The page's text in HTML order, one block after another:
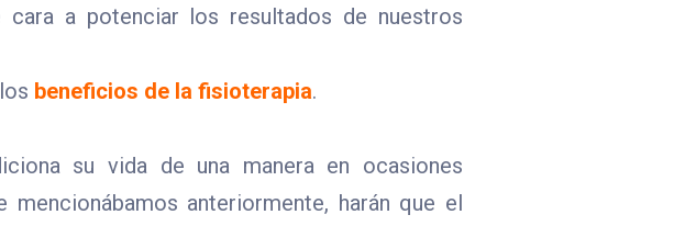
a potenciar los resultados de nuestros
beneficios de la fisioterapia.
su vida de una manera en ocasiones
anteriormente, harán que el